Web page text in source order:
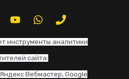
инструменты аналитики
сайта:
Вебмастер, Google